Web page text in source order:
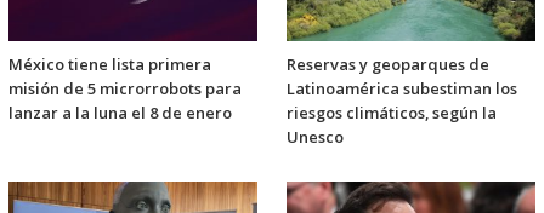
México tiene lista primera
misión de 5 microrrobots para
lanzar a la luna el 8 de enero
Reservas y geoparques de
Latinoamérica subestiman los
riesgos climáticos, según la
Unesco